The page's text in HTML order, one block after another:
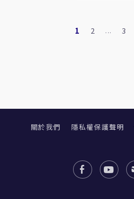
1 2 ... 3
關於我們 隱私權保護聲明